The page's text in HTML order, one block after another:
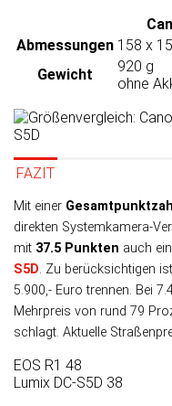
Abmessungen 158 x
Gewicht
920 g
ohne
FAZIT
Mit einer
direk­ten Systemkamera-
mit 37.5 Punk­ten auch
S5D. Zu be­rück­sich­tigen
5.900,- Euro tren­nen. Bei
Mehr­preis von rund 79
schlagt. Aktu­elle
EOS R1 48
Lumix DC-S5D 38